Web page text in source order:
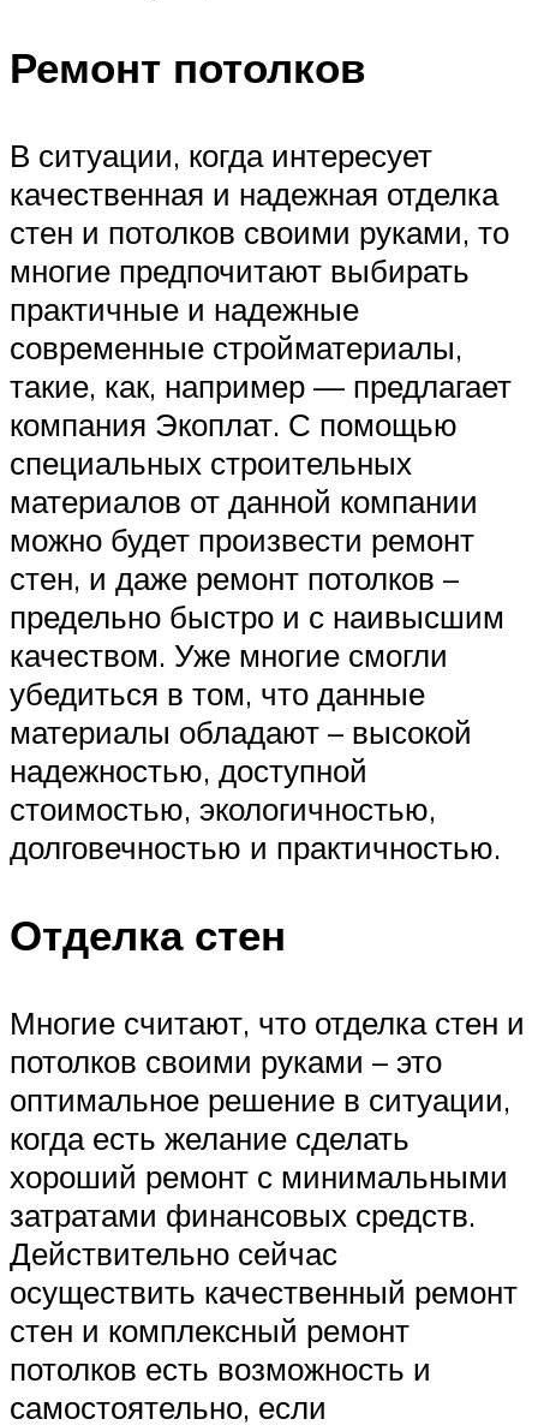
Ремонт потолков
В ситуации, когда интересует
качественная и надежная отделка
стен и потолков своими руками, то
многие предпочитают выбирать
практичные и надежные
современные стройматериалы,
такие, как, например — предлагает
компания Экоплат. С помощью
специальных строительных
материалов от данной компании
можно будет произвести ремонт
стен, и даже ремонт потолков –
предельно быстро и с наивысшим
качеством. Уже многие смогли
убедиться в том, что данные
материалы обладают – высокой
надежностью, доступной
стоимостью, экологичностью,
долговечностью и практичностью.
Отделка стен
Многие считают, что отделка стен и
потолков своими руками – это
оптимальное решение в ситуации,
когда есть желание сделать
хороший ремонт с минимальными
затратами финансовых средств.
Действительно сейчас
осуществить качественный ремонт
стен и комплексный ремонт
потолков есть возможность и
самостоятельно, если